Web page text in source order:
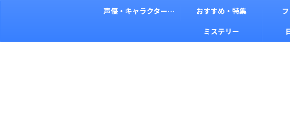
声優・キャラクター考察 おすすめ・特集
ミステリー